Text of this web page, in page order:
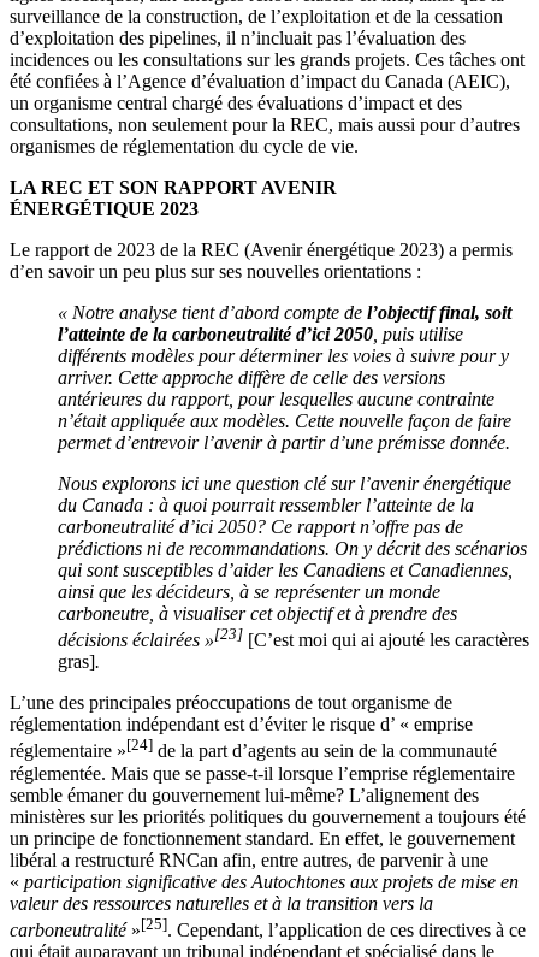
surveillance de la construction, de l’exploitation et de la cessation
d’exploitation des pipelines, il n’incluait pas l’évaluation des
incidences ou les consultations sur les grands projets. Ces tâches ont
été confiées à l’Agence d’évaluation d’impact du Canada (AEIC),
un organisme central chargé des évaluations d’impact et des
consultations, non seulement pour la REC, mais aussi pour d’autres
organismes de réglementation du cycle de vie.
LA REC ET SON RAPPORT AVENIR
ÉNERGÉTIQUE 2023
Le rapport de 2023 de la REC (Avenir énergétique 2023) a permis
d’en savoir un peu plus sur ses nouvelles orientations :
« Notre analyse tient d’abord compte de l’objectif final, soit
l’atteinte de la carboneutralité d’ici 2050 , puis utilise
différents modèles pour déterminer les voies à suivre pour y
arriver. Cette approche diffère de celle des versions
antérieures du rapport, pour lesquelles aucune contrainte
n’était appliquée aux modèles. Cette nouvelle façon de faire
permet d’entrevoir l’avenir à partir d’une prémisse donnée.
Nous explorons ici une question clé sur l’avenir énergétique
du Canada : à quoi pourrait ressembler l’atteinte de la
carboneutralité d’ici 2050? Ce rapport n’offre pas de
prédictions ni de recommandations. On y décrit des scénarios
qui sont susceptibles d’aider les Canadiens et Canadiennes,
ainsi que les décideurs, à se représenter un monde
carboneutre, à visualiser cet objectif et à prendre des
décisions éclairées »[23] [C’est moi qui ai ajouté les caractères
gras].
L’une des principales préoccupations de tout organisme de
réglementation indépendant est d’éviter le risque d’ « emprise
réglementaire »[24] de la part d’agents au sein de la communauté
réglementée. Mais que se passe-t-il lorsque l’emprise réglementaire
semble émaner du gouvernement lui-même? L’alignement des
ministères sur les priorités politiques du gouvernement a toujours été
un principe de fonctionnement standard. En effet, le gouvernement
libéral a restructuré RNCan afin, entre autres, de parvenir à une
« participation significative des Autochtones aux projets de mise en
valeur des ressources naturelles et à la transition vers la
carboneutralité »[25]. Cependant, l’application de ces directives à ce
qui était auparavant un tribunal indépendant et spécialisé dans le